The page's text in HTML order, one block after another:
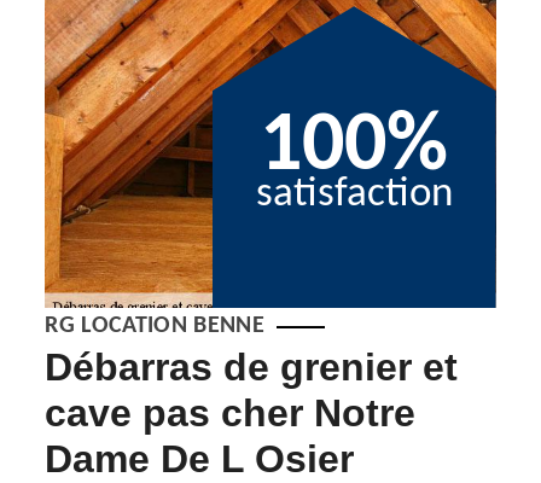
100%
satisfaction
RG LOCATION BENNE
Débarras de grenier et
cave pas cher Notre
Dame De L Osier